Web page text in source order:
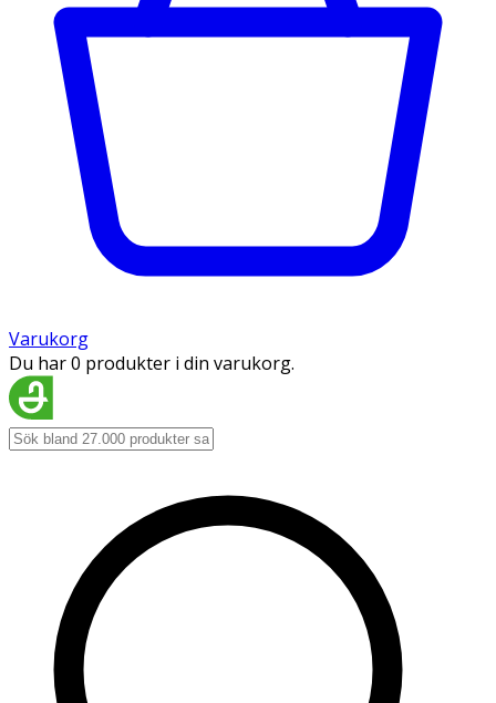
Varukorg
Du har 0 produkter i din varukorg.